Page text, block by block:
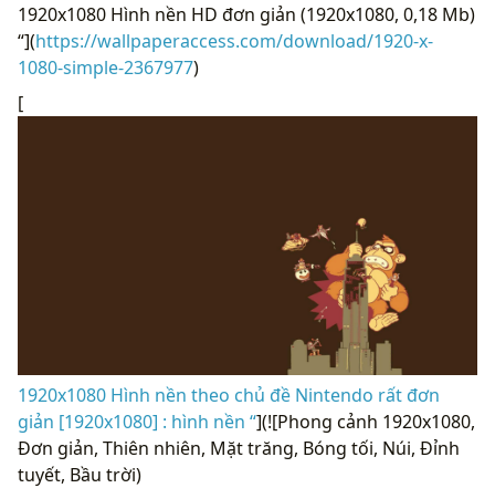
1920x1080 Hình nền HD đơn giản (1920x1080, 0,18 Mb)
“](https://wallpaperaccess.com/download/1920-x-
1080-simple-2367977)
[
1920x1080 Hình nền theo chủ đề Nintendo rất đơn
giản [1920x1080] : hình nền “](![Phong cảnh 1920x1080,
Đơn giản, Thiên nhiên, Mặt trăng, Bóng tối, Núi, Đỉnh
tuyết, Bầu trời)